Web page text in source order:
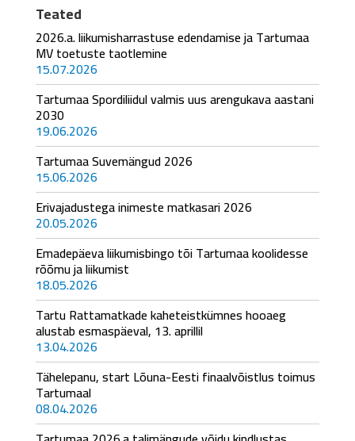
Teated
2026.a. liikumisharrastuse edendamise ja Tartumaa
MV toetuste taotlemine
15.07.2026
Tartumaa Spordiliidul valmis uus arengukava aastani
2030
19.06.2026
Tartumaa Suvemängud 2026
15.06.2026
Erivajadustega inimeste matkasari 2026
20.05.2026
Emadepäeva liikumisbingo tõi Tartumaa koolidesse
rõõmu ja liikumist
18.05.2026
Tartu Rattamatkade kaheteistkümnes hooaeg
alustab esmaspäeval, 13. aprillil
13.04.2026
Tähelepanu, start Lõuna-Eesti finaalvõistlus toimus
Tartumaal
08.04.2026